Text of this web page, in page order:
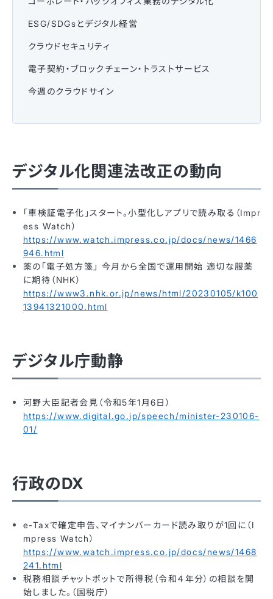
ESG/SDGsとデジタル経営
クラウドセキュリティ
電子契約・ブロックチェーン・トラストサービス
今週のクラウドサイン
デジタル化関連法改正の動向
「車検証電子化」スタート。小型化しアプリで読み取る（Impr
ess Watch）
https://www.watch.impress.co.jp/docs/news/1466
946.html
薬の「電子処方箋」 今月から全国で運用開始 適切な服薬
に期待（NHK）
https://www3.nhk.or.jp/news/html/20230105/k100
13941321000.html
デジタル庁動静
河野大臣記者会見（令和5年1月6日）
https://www.digital.go.jp/speech/minister-230106-
01/
行政のDX
e-Taxで確定申告、マイナンバーカード読み取りが1回に（I
mpress Watch）
https://www.watch.impress.co.jp/docs/news/1468
241.html
税務相談チャットボットで所得税（令和４年分）の相談を開
始しました。（国税庁）